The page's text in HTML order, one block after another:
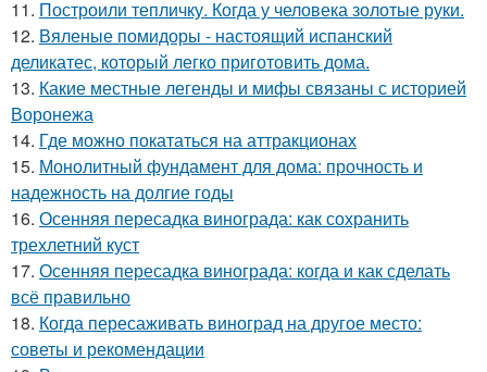
11. Построили тепличку. Когда у человека золотые руки.
12. Вяленые помидоры - настоящий испанский
деликатес, который легко приготовить дома.
13. Какие местные легенды и мифы связаны с историей
Воронежа
14. Где можно покататься на аттракционах
15. Монолитный фундамент для дома: прочность и
надежность на долгие годы
16. Осенняя пересадка винограда: как сохранить
трехлетний куст
17. Осенняя пересадка винограда: когда и как сделать
всё правильно
18. Когда пересаживать виноград на другое место:
советы и рекомендации